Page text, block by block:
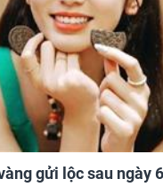
gửi lộc sau ngày